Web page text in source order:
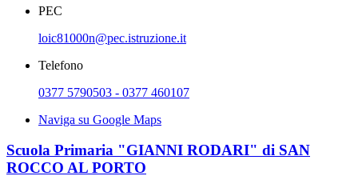
PEC
loic81000n@pec.istruzione.it
Telefono
0377 5790503 - 0377 460107
Naviga su Google Maps
Scuola Primaria "GIANNI RODARI" di SAN
ROCCO AL PORTO